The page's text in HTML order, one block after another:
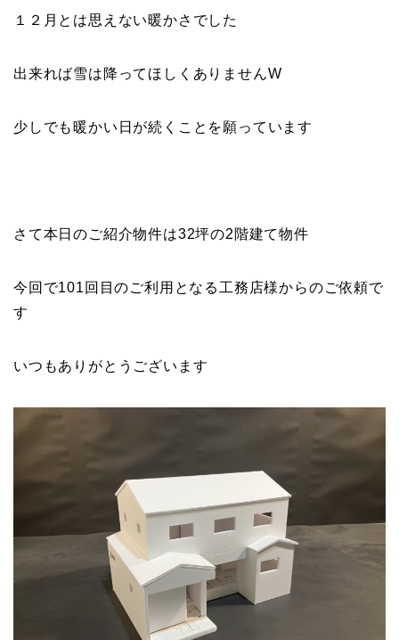
１２月とは思えない暖かさでした
出来れば雪は降ってほしくありませんW
少しでも暖かい日が続くことを願っています
さて本日のご紹介物件は32坪の2階建て物件
今回で101回目のご利用となる工務店様からのご依頼で
す
いつもありがとうございます